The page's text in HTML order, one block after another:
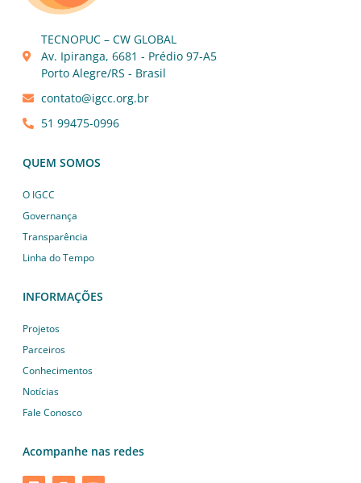
TECNOPUC – CW GLOBAL
Av. Ipiranga, 6681 - Prédio 97-A5
Porto Alegre/RS - Brasil
contato@igcc.org.br
51 99475-0996
QUEM SOMOS
O IGCC
Governança
Transparência
Linha do Tempo
INFORMAÇÕES
Projetos
Parceiros
Conhecimentos
Notícias
Fale Conosco
Acompanhe nas redes